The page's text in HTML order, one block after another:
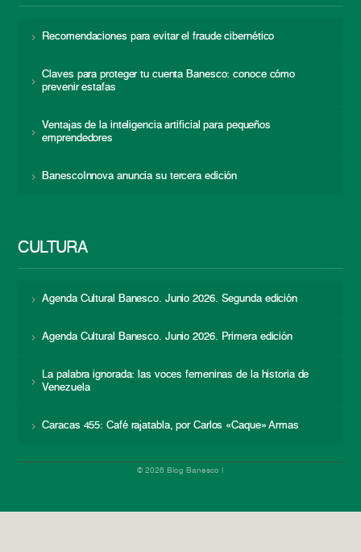
Recomendaciones para evitar el fraude cibernético
Claves para proteger tu cuenta Banesco: conoce cómo
prevenir estafas
Ventajas de la inteligencia artificial para pequeños
emprendedores
BanescoInnova anuncia su tercera edición
CULTURA
Agenda Cultural Banesco. Junio 2026. Segunda edición
Agenda Cultural Banesco. Junio 2026. Primera edición
La palabra ignorada: las voces femeninas de la historia de
Venezuela
Caracas 455: Café rajatabla, por Carlos «Caque» Armas
© 2026 Blog Banesco |